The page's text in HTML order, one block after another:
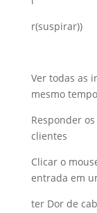
r(suspirar))
Ver todas as
mesmo
Responder
clientes
Clicar o
entrada em
ter Dor de